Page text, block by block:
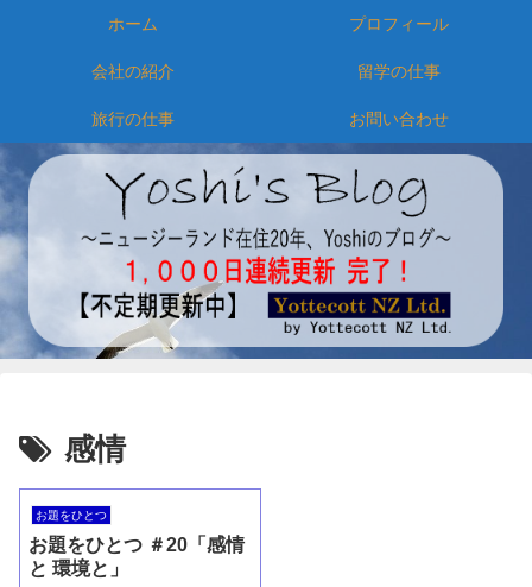
ホーム プロフィール
会社の紹介 留学の仕事
旅行の仕事 お問い合わせ
感情
お題をひとつ
お題をひとつ ＃20「感情
と 環境と」